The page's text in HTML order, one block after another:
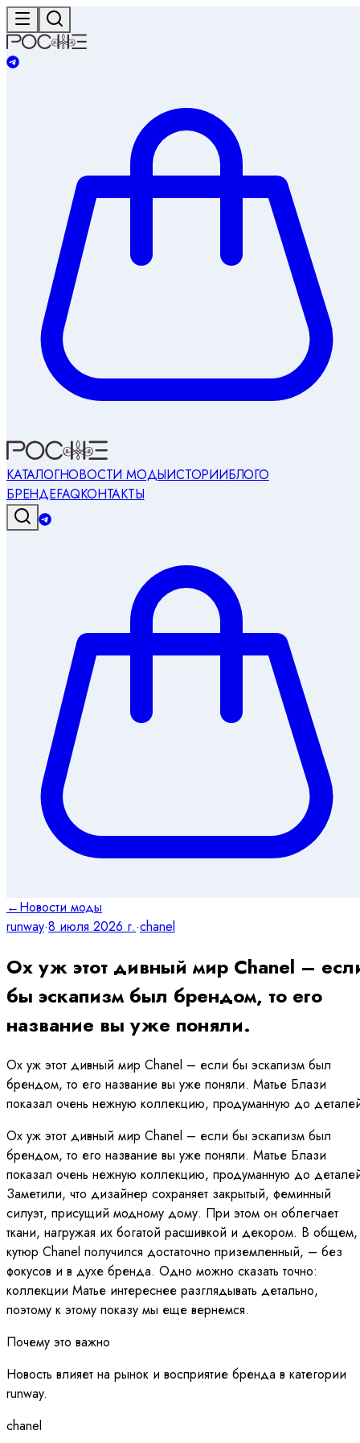
КАТАЛОГНОВОСТИ МОДЫИСТОРИИБЛОГО
БРЕНДЕFAQКОНТАКТЫ
←Новости моды
runway·8 июля 2026 г.·chanel
Ох уж этот дивный мир Chanel –
бы эскапизм был брендом, то его
название вы уже поняли.
Ох уж этот дивный мир Chanel – если бы эскапизм был
брендом, то его название вы уже поняли. Матье Блази
показал очень нежную коллекцию, продуманную до
Ох уж этот дивный мир Chanel – если бы эскапизм был
брендом, то его название вы уже поняли. Матье Блази
показал очень нежную коллекцию, продуманную до
Заметили, что дизайнер сохраняет закрытый, феминный
силуэт, присущий модному дому. При этом он облегчает
ткани, нагружая их богатой расшивкой и декором. В общем,
кутюр Chanel получилcя достаточно приземленный, – без
фокусов и в духе бренда. Одно можно сказать точно:
коллекции Матье интереснее разглядывать детально,
поэтому к этому показу мы еще вернемся.
Почему это важно
Новость влияет на рынок и восприятие бренда в категории
runway.
chanel